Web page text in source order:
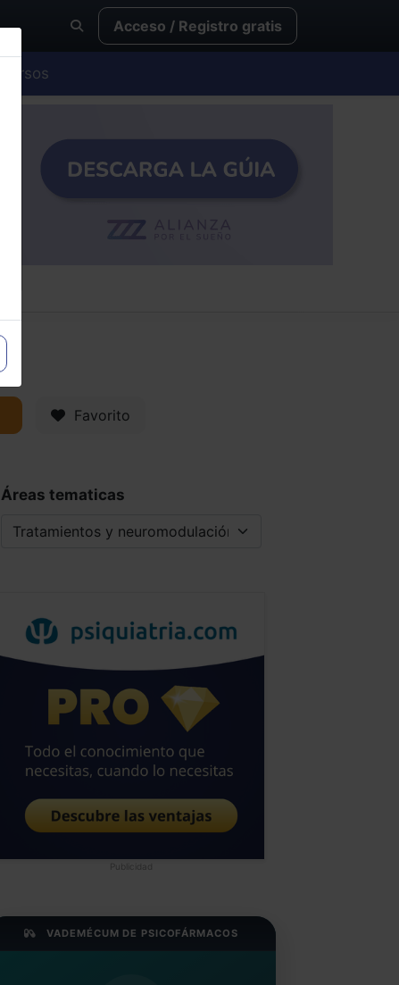
Acceso / Registro gratis
Cursos
Favorito
Áreas tematicas
Publicidad
VADEMÉCUM DE PSICOFÁRMACOS